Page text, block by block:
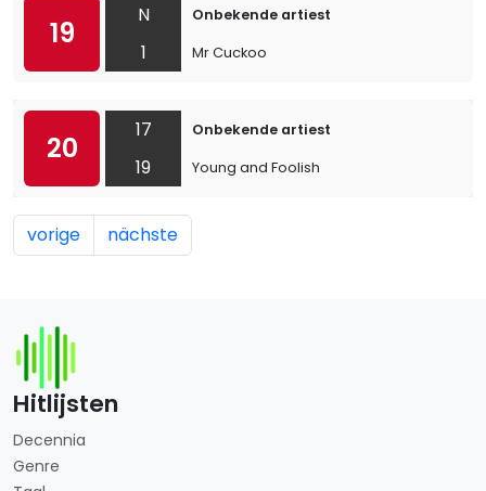
19
N
1
Onbekende artiest
Mr Cuckoo
20
17
19
Onbekende artiest
Young and Foolish
vorige nächste
Hitlijsten
Decennia
Genre